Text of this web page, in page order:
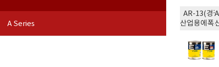
A Series
AR-13(경
산업용에폭